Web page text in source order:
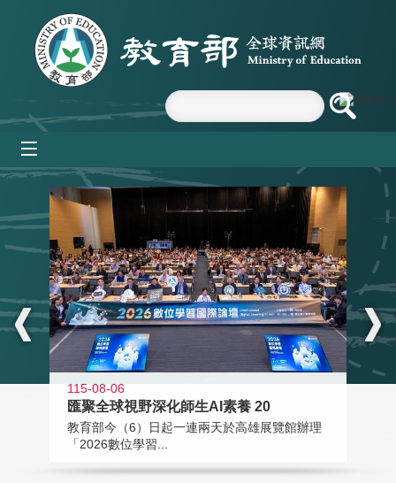
跳到主要內容區塊
:::
115-08-06
匯聚全球視野深化師生AI素養 20
教育部今（6）日起一連兩天於高雄展覽館辦理
「2026數位學習...